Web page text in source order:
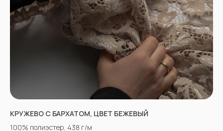
КРУЖЕВО С БАРХАТОМ, ЦВЕТ БЕЖЕВЫЙ
100% полиэстер, 438 г/м